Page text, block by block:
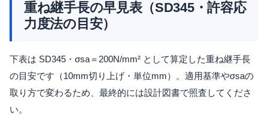
重ね継手長の早見表（SD345・許容応
力度法の目安）
下表は SD345・σsa＝200N/mm² として算定した重ね継手長
の目安です（10mm切り上げ・単位mm）。適用基準やσsaの
取り方で変わるため、最終的には設計図書で照査してくださ
い。